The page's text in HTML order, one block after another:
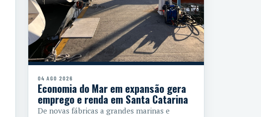
04 AGO 2026
Economia do Mar em expansão gera
emprego e renda em Santa Catarina
De novas fábricas a grandes marinas e